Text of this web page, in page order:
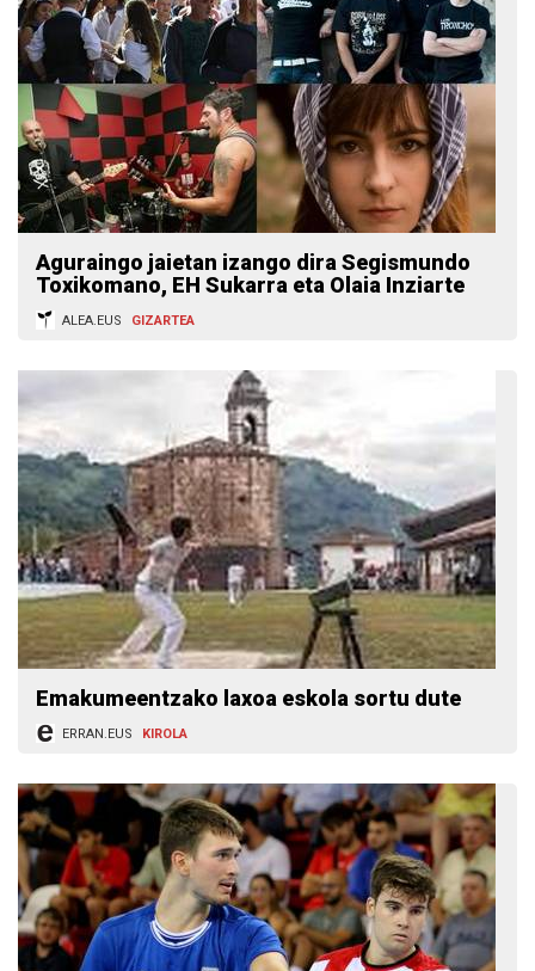
Aguraingo jaietan izango dira Segismundo
Toxikomano, EH Sukarra eta Olaia Inziarte
ALEA.EUS GIZARTEA
Emakumeentzako laxoa eskola sortu dute
ERRAN.EUS KIROLA